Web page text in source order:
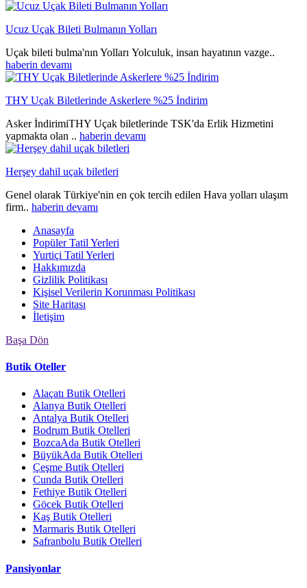
Ucuz Uçak Bileti Bulmanın Yolları
Uçak bileti bulma'nın Yolları Yolculuk, insan hayatının vazge..
haberin devamı
THY Uçak Biletlerinde Askerlere %25 İndirim
Asker İndirimiTHY Uçak biletlerinde TSK'da Erlik Hizmetini
yapmakta olan .. haberin devamı
Herşey dahil uçak biletleri
Genel olarak Türkiye'nin en çok tercih edilen Hava yolları ulaşım
firm.. haberin devamı
Anasayfa
Popüler Tatil Yerleri
Yurtiçi Tatil Yerleri
Hakkımızda
Gizlilik Politikası
Kişisel Verilerin Korunması Politikası
Site Haritası
İletişim
Başa Dön
Butik Oteller
Alaçatı Butik Otelleri
Alanya Butik Otelleri
Antalya Butik Otelleri
Bodrum Butik Otelleri
BozcaAda Butik Otelleri
BüyükAda Butik Otelleri
Çeşme Butik Otelleri
Cunda Butik Otelleri
Fethiye Butik Otelleri
Göcek Butik Otelleri
Kaş Butik Otelleri
Marmaris Butik Otelleri
Safranbolu Butik Otelleri
Pansiyonlar